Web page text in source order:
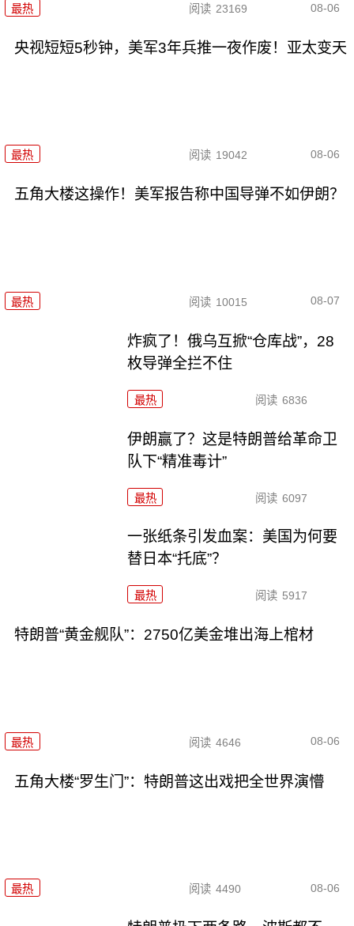
最热 阅读 23169 08-06
央视短短5秒钟，美军3年兵推一夜作废！亚太变天
最热 阅读 19042 08-06
五角大楼这操作！美军报告称中国导弹不如伊朗？
最热 阅读 10015 08-07
炸疯了！俄乌互掀“仓库战”，28
枚导弹全拦不住
最热 阅读 6836
伊朗赢了？这是特朗普给革命卫
队下“精准毒计”
最热 阅读 6097
一张纸条引发血案：美国为何要
替日本“托底”？
最热 阅读 5917
特朗普“黄金舰队”：2750亿美金堆出海上棺材
最热 阅读 4646 08-06
五角大楼“罗生门”：特朗普这出戏把全世界演懵
最热 阅读 4490 08-06